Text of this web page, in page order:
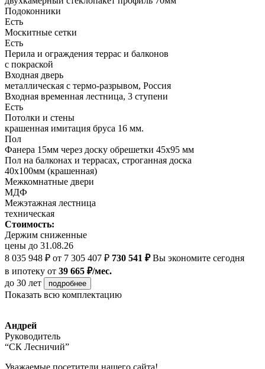
Подоконники
Есть
Москитные сетки
Есть
Перила и ограждения террас и балконов
с покраской
Входная дверь
металлическая с термо-разрывом, Россия
Входная временная лестница, 3 ступени
Есть
Потолки и стены
крашенная имитация бруса 16 мм.
Пол
Фанера 15мм через доску обрешетки 45х95 мм
Пол на балконах и террасах, строганная доска
40х100мм (крашенная)
Межкомнатные двери
МДФ
Межэтажная лестница
техническая
Стоимость:
Держим сниженные
цены до 31.08.26
8 035 948 ₽ от 7 305 407 ₽ 730 541 ₽Вы экономите сегодня
в ипотеку от 39 665 ₽/мес.
до 30 лет
подробнее
Показать всю комплектацию
Андрей
Руководитель
“СК Лесничий”